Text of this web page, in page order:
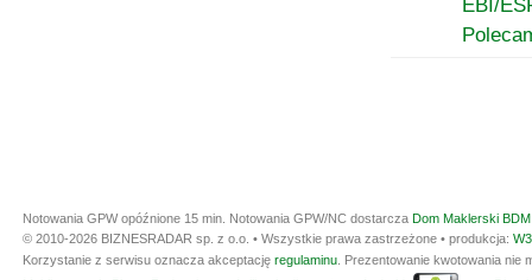
EBI/
Notowania GPW opóźnione 15 min. Notowania GPW/NC dostarcza Dom Maklerski
© 2010-2026 BIZNESRADAR sp. z o.o. • Wszystkie prawa zastrzeżone • produkcja:
Korzystanie z serwisu oznacza akceptację regulaminu . Prezentowanie kwotowania